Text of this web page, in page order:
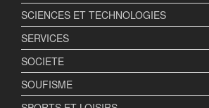
SCIENCES ET TECHNOLOGIES
SERVICES
SOCIETE
SOUFISME